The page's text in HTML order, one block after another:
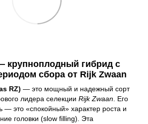
крупноплодный гибрид с
сбора от Rijk Zwaan
RZ) — это мощный и надежный сорт
лидера селекции Rijk Zwaan. Его
— это «спокойный» характер роста и
головки (slow filling). Эта